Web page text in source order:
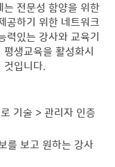
는 전문성 함양을 위한
공하기 위한 네트워크
력있는 강사와 교육기
생교육을 활성화시
것입니다.
기술 > 관리자 인증
를 보고 원하는 강사